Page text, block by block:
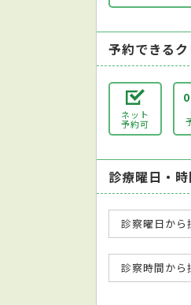
予約できる
ネット
予約可
診療曜日・時
診察曜日から
診察時間から